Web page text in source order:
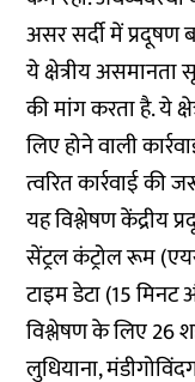
असर सर्दी में प्रदूषण
ये क्षेत्रीय असमानता
की मांग करता है. ये
लिए होने वाली
त्वरित कार्रवाई की
यह विश्लेषण केंद्रीय
सेंट्रल कंट्रोल रूम
टाइम डेटा (15
विश्लेषण के लिए 26
लुधियाना,